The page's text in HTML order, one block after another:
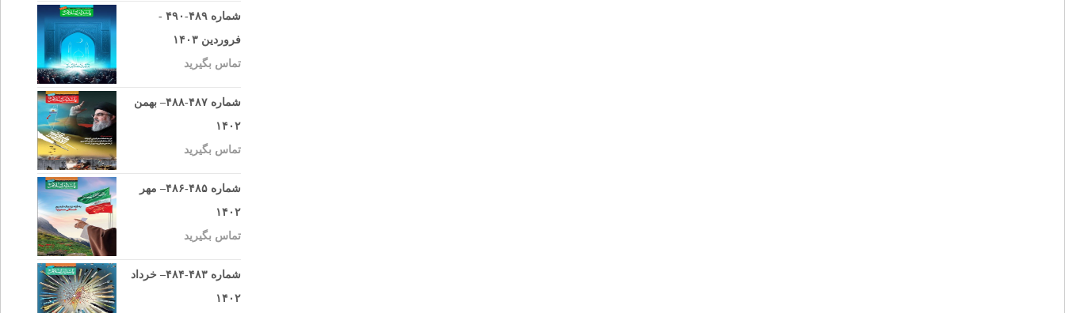
شماره ۴۸۹-۴۹۰ -
فروردین ۱۴۰۳
تماس بگیرید
شماره ۴۸۷-۴۸۸– بهمن
۱۴۰۲
تماس بگیرید
شماره ۴۸۵-۴۸۶– مهر
۱۴۰۲
تماس بگیرید
شماره ۴۸۳-۴۸۴– خرداد
۱۴۰۲